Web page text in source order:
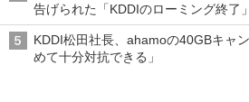
告げられた「KDDIのローミング終了
穴と楽天モバイルの課題
KDDI松田社長、ahamoの40GBキャ
めて十分対抗できる」